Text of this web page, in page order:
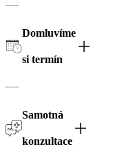
Domluvíme
si termín
Samotná
konzultace